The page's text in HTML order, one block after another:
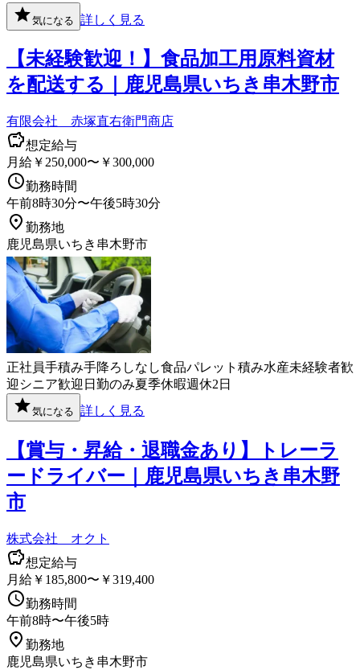
気になる 詳しく見る
【未経験歓迎！】食品加工用原料資材
を配送する｜鹿児島県いちき串木野市
有限会社 赤塚直右衛門商店
想定給与
月給￥250,000〜￥300,000
勤務時間
午前8時30分〜午後5時30分
勤務地
鹿児島県いちき串木野市
正社員手積み手降ろしなし食品パレット積み水産未経験者歓
迎 シニア歓迎 日勤のみ夏季休暇週休2日
気になる 詳しく見る
【賞与・昇給・退職金あり】トレーラ
ードライバー｜鹿児島県いちき串木野
市
株式会社 オクト
想定給与
月給￥185,800〜￥319,400
勤務時間
午前8時〜午後5時
勤務地
鹿児島県いちき串木野市